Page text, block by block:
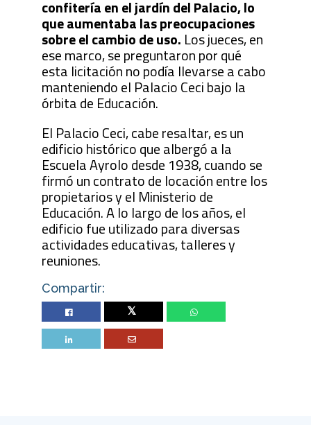
confitería en el jardín del Palacio, lo
que aumentaba las preocupaciones
sobre el cambio de uso. Los jueces, en
ese marco, se preguntaron por qué
esta licitación no podía llevarse a cabo
manteniendo el Palacio Ceci bajo la
órbita de Educación.
El Palacio Ceci, cabe resaltar, es un
edificio histórico que albergó a la
Escuela Ayrolo desde 1938, cuando se
firmó un contrato de locación entre los
propietarios y el Ministerio de
Educación. A lo largo de los años, el
edificio fue utilizado para diversas
actividades educativas, talleres y
reuniones.
Compartir:
Twitter